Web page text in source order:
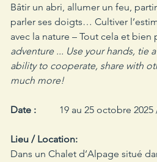
Bâtir un abri, allumer un feu,
parler ses doigts… Cultiver
avec la nature – Tout cela et
adventure ... Use your hands, tie
ability to cooperate, share with
much more!
Date :
19 au 25 octobre 2025
Lieu / Location:
Dans un Chalet d’Alpage situé